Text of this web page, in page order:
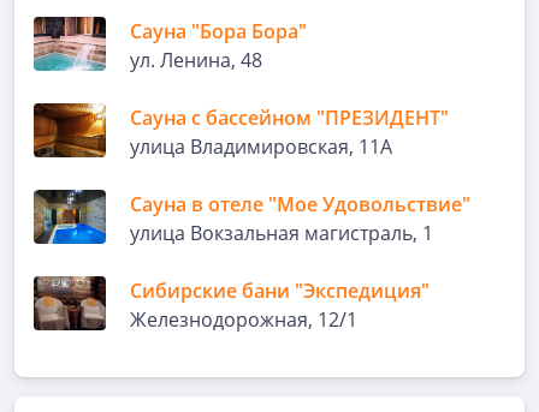
Сауна "Бора Бора"
ул. Ленина, 48
Сауна с бассейном "ПРЕЗИДЕНТ"
улица Владимировская, 11А
Сауна в отеле "Мое Удовольствие"
улица Вокзальная магистраль, 1
Сибирские бани "Экспедиция"
Железнодорожная, 12/1